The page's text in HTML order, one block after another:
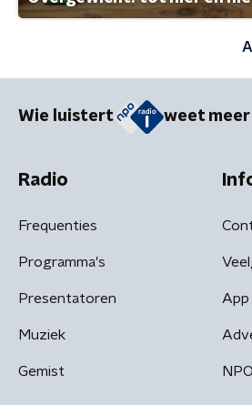
Wie luistert weet meer
Radio
Frequenties
Programma's
Presentatoren
Muziek
Gemist